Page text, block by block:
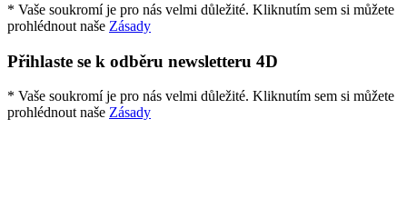
* Vaše soukromí je pro nás velmi důležité. Kliknutím sem si můžete
prohlédnout naše Zásady
Přihlaste se k odběru newsletteru 4D
* Vaše soukromí je pro nás velmi důležité. Kliknutím sem si můžete
prohlédnout naše Zásady